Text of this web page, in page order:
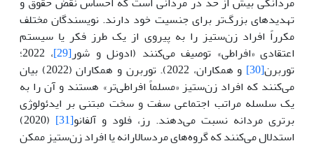
تهدیدهای بزرگ‌تر برای جنسیت خود دارند. نویسندگان مختلف
مکرراً افراد زن‌ستیز را به پیروی از یک طرز فکر یا سیستم
اعتقادی «افراطی» توصیف می‌کنند (ادونل و شور[29]
، 2022؛
توربرن[30]
و همکاران، 2022). توربرن و همکاران (2022) بیان
می‌کنند که افراد زن‌ستیز «مسلماً افراطی‌تر» هستند و آن را به
یک سلسله مراتب اجتماعی سفت و سخت مبتنی بر ایدئولوژی
برتری مردانه نسبت می‌دهند. رز، فلود و آلفانو[31]
(2020)
استدلال می‌کنند که گروه‌های مردسالارانه یا افراد زن‌ستیز ممکن